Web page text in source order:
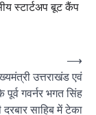
स्टार्टअप बूट कैंप
उत्तराखंड एवं
पूर्व गवर्नर भगत सिंह
दरबार साहिब में टेका
⟶